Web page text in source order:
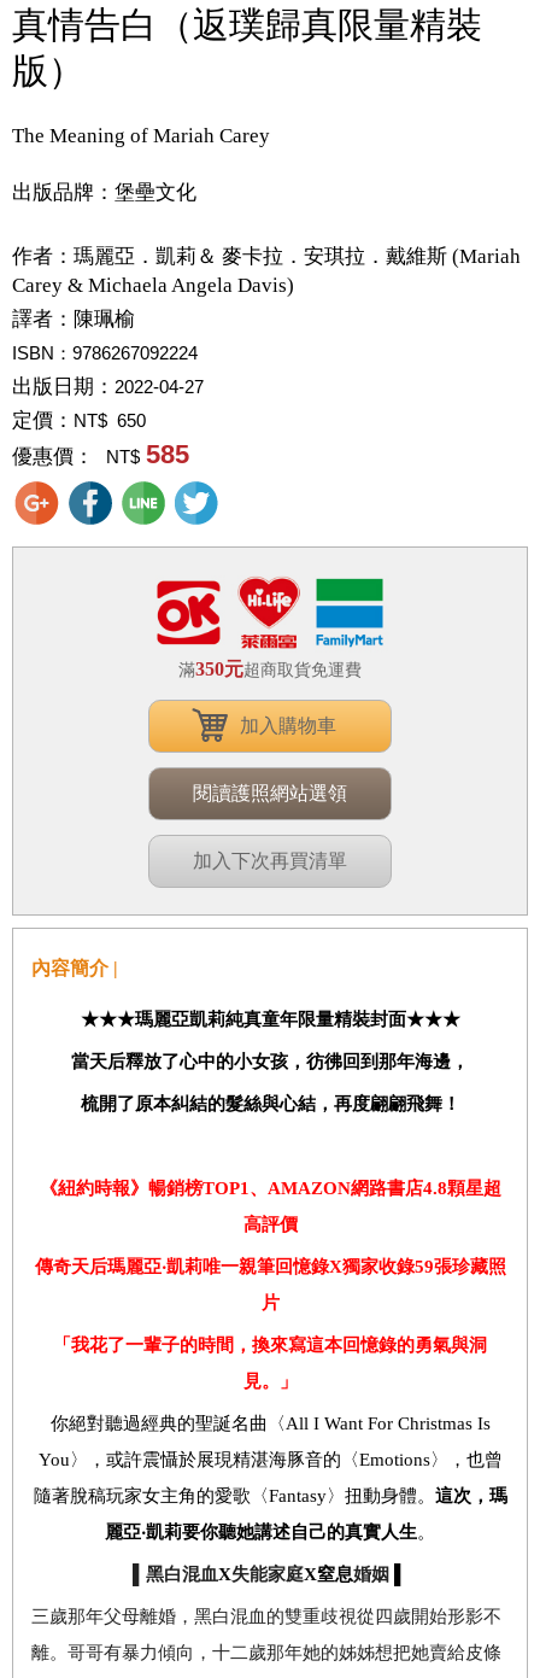
真情告白（返璞歸真限量精裝
版）
The Meaning of Mariah Carey
出版品牌：堡壘文化
作者： 瑪麗亞．凱莉＆ 麥卡拉．安琪拉．戴維斯 (Mariah
Carey & Michaela Angela Davis)
譯者： 陳珮榆
ISBN：9786267092224
出版日期： 2022-04-27
定價： NT$ 650
優惠價： NT$ 585
滿350元超商取貨免運費
加入購物車
閱讀護照網站選領
加入下次再買清單
內容簡介 |
★★★瑪麗亞凱莉純真童年限量精裝封面★★★
當天后釋放了心中的小女孩，彷彿回到那年海邊，
梳開了原本糾結的髮絲與心結，再度翩翩飛舞！
《紐約時報》暢銷榜TOP1 、 AMAZON網路書店4.8顆星超
高評價
傳奇天后瑪麗亞‧凱莉唯一親筆回憶錄X獨家收錄59張珍藏照
片
「我花了一輩子的時間，換來寫這本回憶錄的勇氣與洞
見。」
你絕對聽過經典的聖誕名曲〈All I Want For Christmas Is
You〉，或許震懾於展現精湛海豚音的〈Emotions〉，也曾
隨著脫稿玩家女主角的愛歌〈Fantasy〉扭動身體。 這次，瑪
麗亞‧凱莉要你聽她講述自己的真實人生。
▌黑白混血X失能家庭X窒息婚姻
三歲那年父母離婚，黑白混血的雙重歧視從四歲開始形影不
離。哥哥有暴力傾向， 十二歲那年她的姊姊想把她賣給皮條